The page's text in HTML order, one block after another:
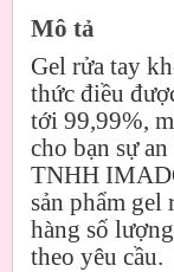
Mô tả
Gel rửa tay
thức điều
tới 99,99%,
cho bạn sự
TNHH
sản phẩm
hàng số
theo yêu cầu.